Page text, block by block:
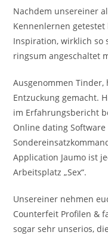
Nachdem unsereiner
Kennenlernen
Inspiration, wirklich so
ringsum angeschaltet
Ausgenommen
Entzuckung gemacht.
im Erfahrungsbericht
Online dating
Application Jaumo ist
Arbeitsplatz „Sex“.
Unsereiner nehmen
Counterfeit Profilen &
sogar sehr unserios,